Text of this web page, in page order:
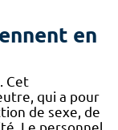
en
Cet
qui a pour
de sexe, de